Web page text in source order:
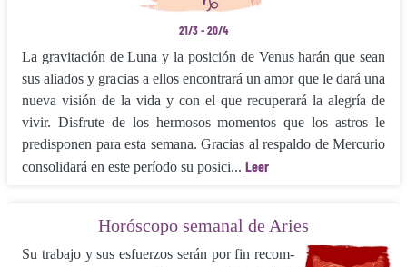
21/3 - 20/4
La gravitación de Luna y la posición de Venus harán que sean
sus aliados y gra­cias a ellos encontrará un amor que le dará una
nueva visión de la vida y con el que re­cuperará la alegría de
vivir. Disfrute de los hermosos momentos que los astros le
predisponen para esta semana. Gracias al respaldo de Mercurio
consoli­dará en este período su posici... Leer
Horóscopo semanal de Aries
Su trabajo y sus esfuerzos serán por fin recom­